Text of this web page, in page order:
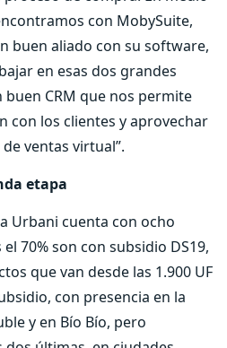
con MobySuite,
buen aliado con su software,
en esas dos grandes
CRM que nos permite
con los clientes y aprovechar
ventas virtual”.
etapa
Urbani cuenta con ocho
70% son con subsidio DS19,
que van desde las 1.900 UF
con presencia en la
y en Bío Bío, pero